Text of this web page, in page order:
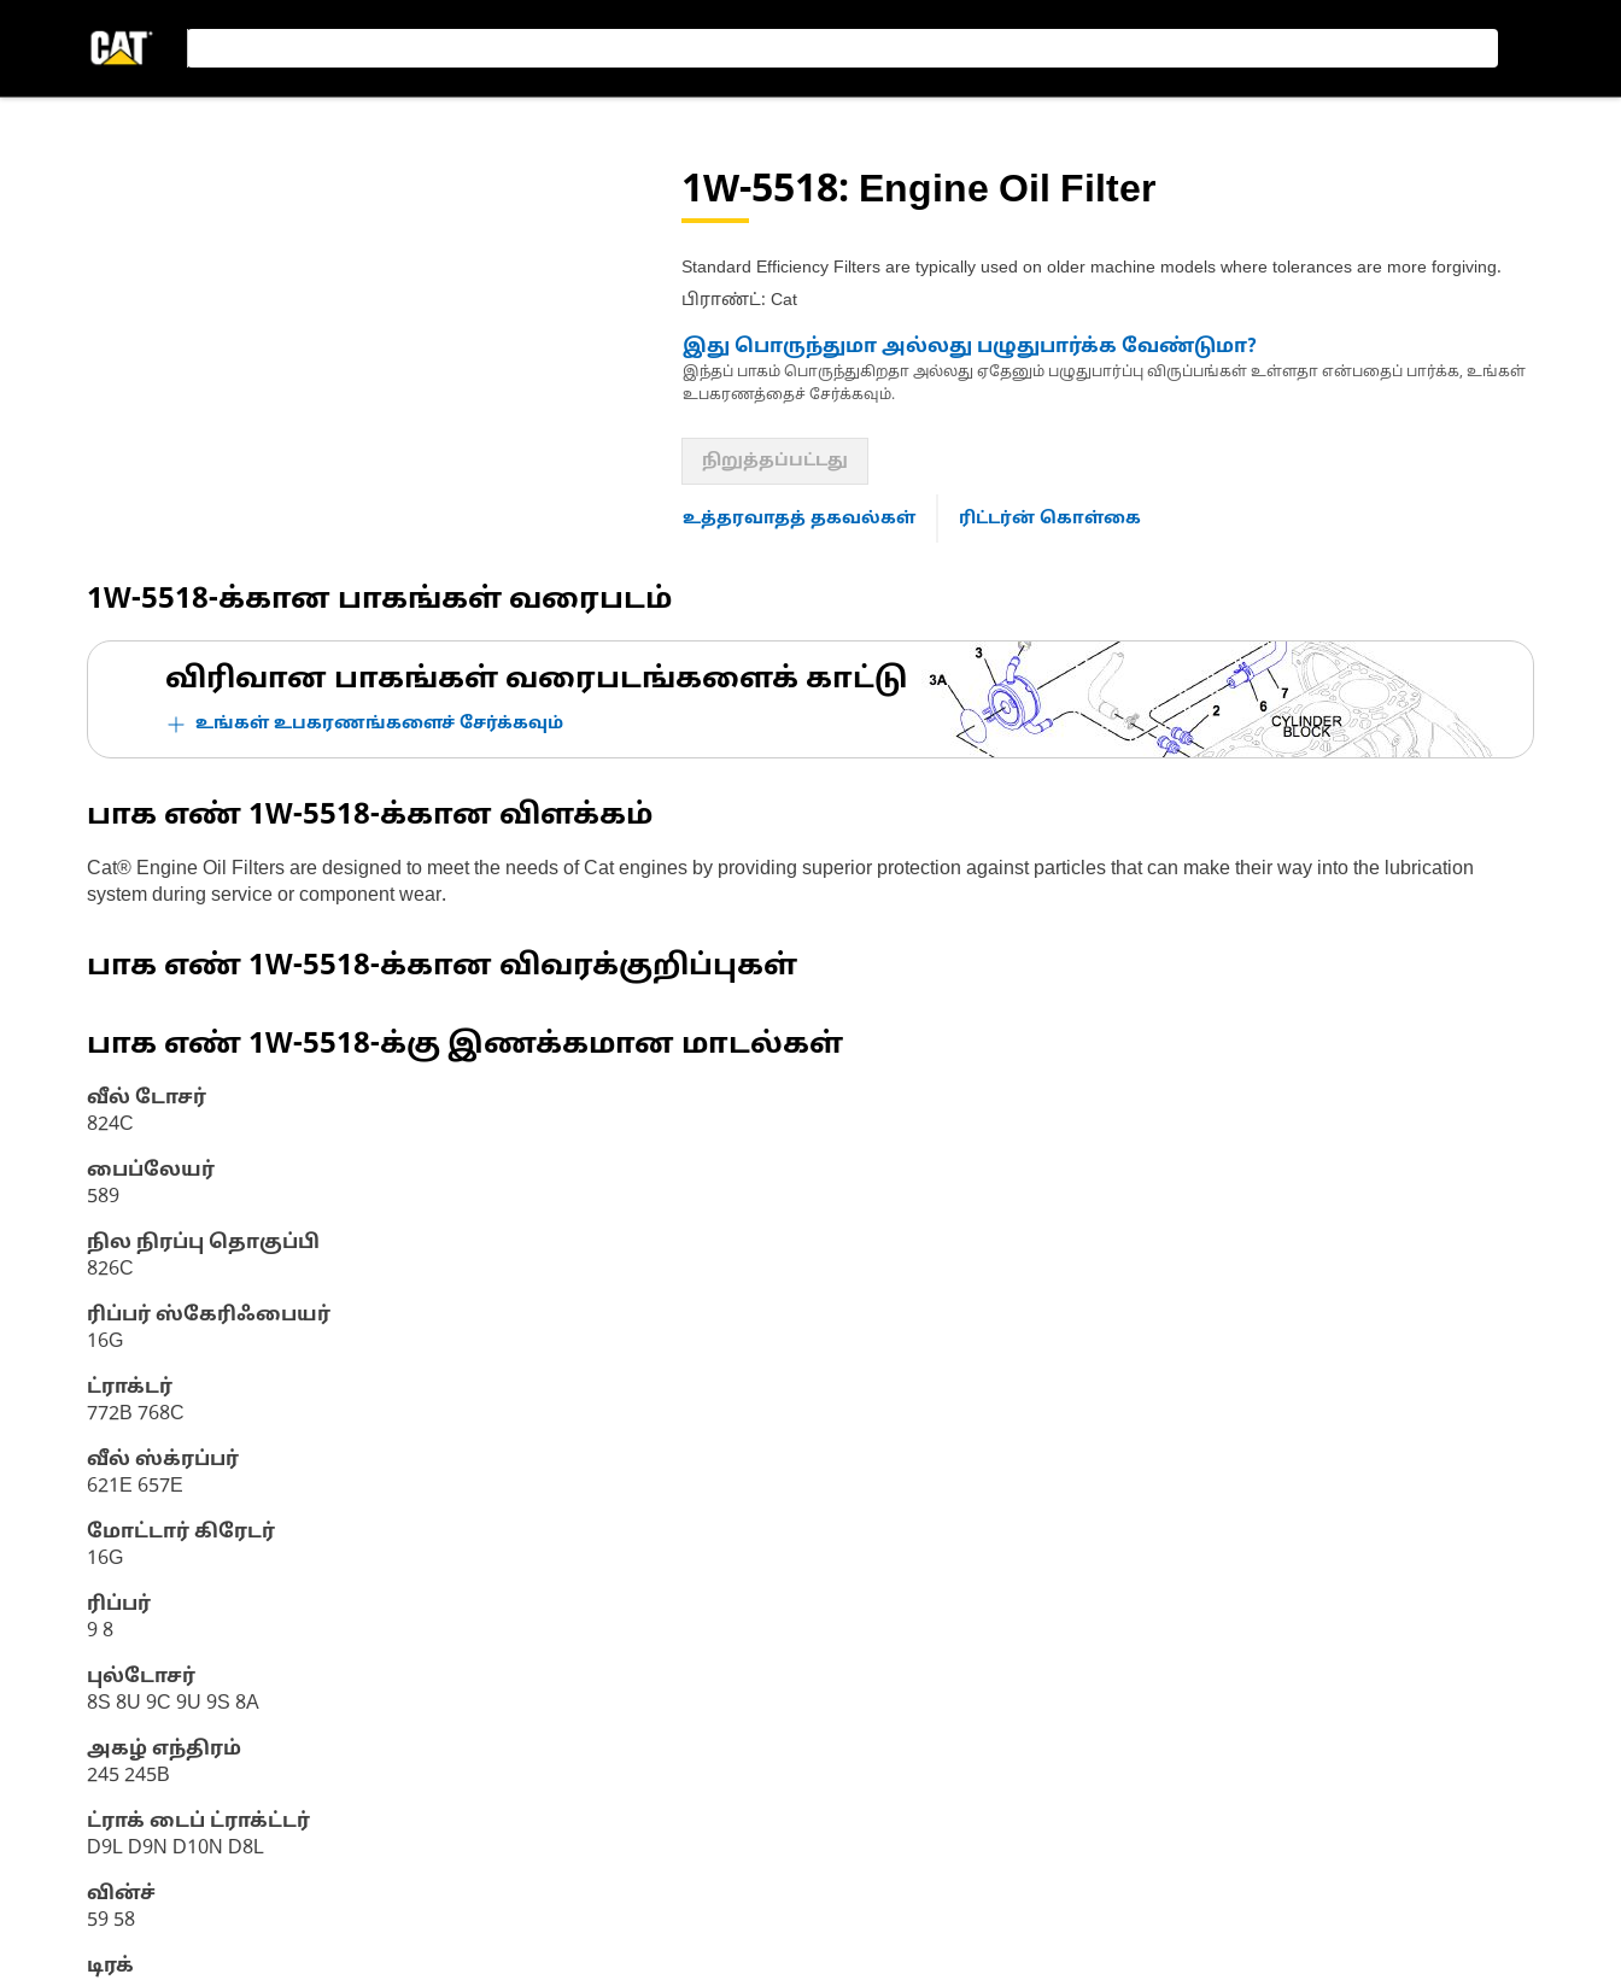
1W-5518: Engine Oil Filter
Standard Efficiency Filters are typically used on older machine models where tolerances are more forgiving.
பிராண்ட்: Cat
இது பொருந்துமா அல்லது பழுதுபார்க்க வேண்டுமா?
இந்தப் பாகம் பொருந்துகிறதா அல்லது ஏதேனும் பழுதுபார்ப்பு விருப்பங்கள் உள்ளதா என்பதைப் பார்க்க, உங்கள்
உபகரணத்தைச் சேர்க்கவும்.
நிறுத்தப்பட்டது
உத்தரவாதத் தகவல்கள் ரிட்டர்ன் கொள்கை
1W-5518-க்கான பாகங்கள் வரைபடம்
விரிவான பாகங்கள் வரைபடங்களைக் காட்டு
உங்கள் உபகரணங்களைச் சேர்க்கவும்
பாக எண் 1W-5518-க்கான விளக்கம்
Cat® Engine Oil Filters are designed to meet the needs of Cat engines by providing superior protection against particles that can make their way into the lubrication
system during service or component wear.
பாக எண் 1W-5518-க்கான விவரக்குறிப்புகள்
பாக எண் 1W-5518-க்கு இணக்கமான மாடல்கள்
வீல் டோசர்
824C
பைப்லேயர்
589
நில நிரப்பு தொகுப்பி
826C
ரிப்பர் ஸ்கேரிஃபையர்
16G
ட்ராக்டர்
772B 768C
வீல் ஸ்க்ரப்பர்
621E 657E
மோட்டார் கிரேடர்
16G
ரிப்பர்
9 8
புல்டோசர்
8S 8U 9C 9U 9S 8A
அகழ் எந்திரம்
245 245B
ட்ராக் டைப் ட்ராக்ட்டர்
D9L D9N D10N D8L
வின்ச்
59 58
டிரக்